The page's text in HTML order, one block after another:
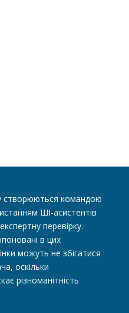
створюються командою
ШІ-асистентів
перевірку.
в цих
можуть не збігатися
оскільки
різноманітність